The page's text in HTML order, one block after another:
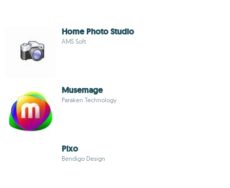
Home Photo Studio
AMS Soft
Musemage
Paraken Technology
Pixo
Bendigo Design